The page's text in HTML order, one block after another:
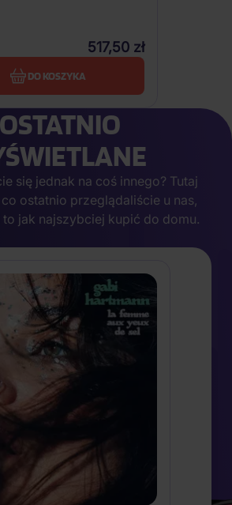
517,50 zł
DO KOSZYKA
OSTATNIO
się jednak na coś innego? Tutaj
ostatnio przeglądaliście u nas,
jak najszybciej kupić do domu.